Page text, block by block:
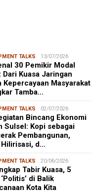
TALKS 13/07/2026
30 Pemikir Modal
Dari Kuasa Jaringan
Kepercayaan Masyarakat
Tamba…
TALKS 02/07/2026
Bincang Ekonomi
Sulsel: Kopi sebagai
Pembangunan,
d…
TALKS 20/06/2026
Tabir Kuasa, 5
di Balik
Kota Kita